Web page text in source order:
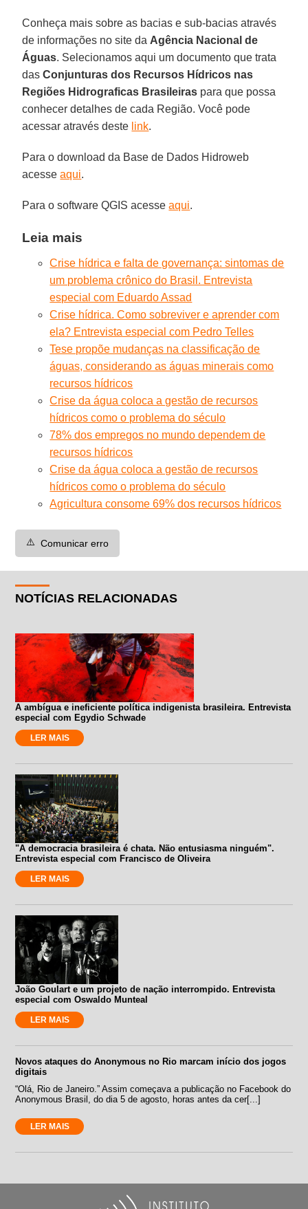
Conheça mais sobre as bacias e sub-bacias através
de informações no site da Agência Nacional de
Águas. Selecionamos aqui um documento que trata
dasConjunturas dos Recursos Hídricos nas
Regiões Hidrograficas Brasileiras para que possa
conhecer detalhes de cada Região. Você pode
acessar através deste link.
Para o download da Base de Dados Hidroweb
acesseaqui.
Para o software QGIS acesseaqui.
Leia mais
Crise hídrica e falta de governança: sintomas de
um problema crônico do Brasil. Entrevista
especial com Eduardo Assad
Crise hídrica. Como sobreviver e aprender com
ela? Entrevista especial com Pedro Telles
Tese propõe mudanças na classificação de
águas, considerando as águas minerais como
recursos hídricos
Crise da água coloca a gestão de recursos
hídricos como o problema do século
78% dos empregos no mundo dependem de
recursos hídricos
Crise da água coloca a gestão de recursos
hídricos como o problema do século
Agricultura consome 69% dos recursos hídricos
⚠️ Comunicar erro
NOTÍCIAS RELACIONADAS
A ambígua e ineficiente política indigenista brasileira. Entrevista
especial com Egydio Schwade
LER MAIS
"A democracia brasileira é chata. Não entusiasma ninguém".
Entrevista especial com Francisco de Oliveira
LER MAIS
João Goulart e um projeto de nação interrompido. Entrevista
especial com Oswaldo Munteal
LER MAIS
Novos ataques do Anonymous no Rio marcam início dos jogos
digitais
“Olá, Rio de Janeiro.” Assim começava a publicação no Facebook do
Anonymous Brasil, do dia 5 de agosto, horas antes da cer[...]
LER MAIS